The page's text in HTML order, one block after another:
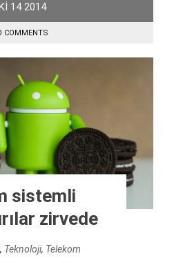
14 2014
COMMENTS
sistemli
zirvede
, Teknoloji, Telekom